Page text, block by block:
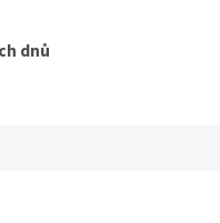
dnů